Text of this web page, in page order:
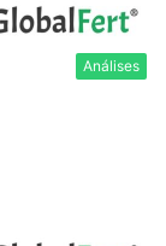
Análises